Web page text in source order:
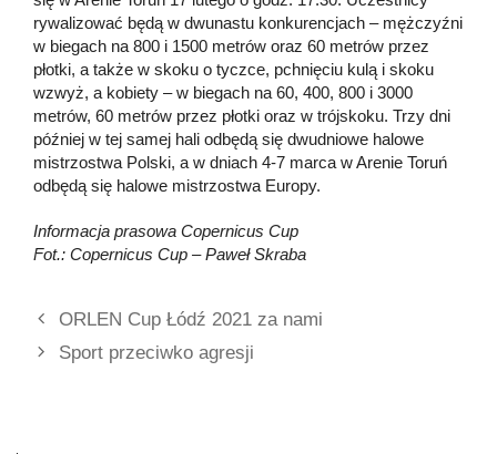
rywalizować będą w dwunastu konkurencjach – mężczyźni
w biegach na 800 i 1500 metrów oraz 60 metrów przez
płotki, a także w skoku o tyczce, pchnięciu kulą i skoku
wzwyż, a kobiety – w biegach na 60, 400, 800 i 3000
metrów, 60 metrów przez płotki oraz w trójskoku. Trzy dni
później w tej samej hali odbędą się dwudniowe halowe
mistrzostwa Polski, a w dniach 4-7 marca w Arenie Toruń
odbędą się halowe mistrzostwa Europy.
Informacja prasowa Copernicus Cup
Fot.: Copernicus Cup – Paweł Skraba
ORLEN Cup Łódź 2021 za nami
Sport przeciwko agresji